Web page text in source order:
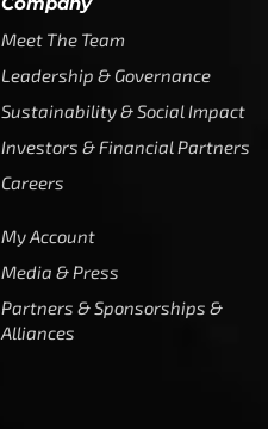
Meet The Team
Leadership & Governance
Sustainability & Social Impact
Investors & Financial Partners
Careers
My Account
Media & Press
Partners & Sponsorships &
Alliances